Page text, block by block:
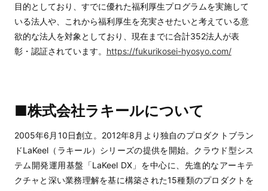
目的としており、すでに優れた福利厚生プログラムを実施して
いる法人や、これから福利厚生を充実させたいと考えている意
欲的な法人を対象としており、現在までに合計352法人が表
彰・認証されています。 https://fukurikosei-hyosyo.com/
■株式会社ラキールについて
2005年6月10日創立。2012年8月より独自のプロダクトブラン
ドLaKeel（ラキール）シリーズの提供を開始。クラウド型シス
テム開発運用基盤「LaKeel DX」を中心に、先進的なアーキテ
クチャと深い業務理解を基に構築された15種類のプロダクトを